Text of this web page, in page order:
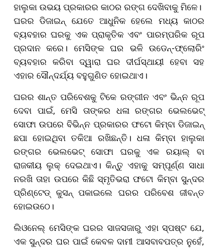
ହାଲୁକା ଉଭୟ ପ୍ରକାରର କାଠର ରଙ୍ଗ ଦେଖିବାକୁ ମିଳେ।
ଘରର ଡିଜାଇନ୍ ଯେତେ ଆଧୁନିକ ହେଲେ ମଧ୍ୟ କାଠର
ବ୍ୟବହାର ଘରକୁ ଏକ ପ୍ରାକୃତିକ ଏବଂ ପାରମ୍ପରିକ ରୂପ
ପ୍ରଦାନ କରେ। ମେସିଙ୍କ ଘର ଭଳି ଉଡେନ୍-ଫ୍ଲୋରିଂ
ବ୍ୟବହାର କରିବା ଦ୍ୱାରା ଘର ଦୀର୍ଘସ୍ଥାୟୀ ହେବା ସହ
ଏହାର ସୌନ୍ଦର୍ଯ୍ୟ ବହୁଗୁଣିତ ହୋଇଥାଏ।
ଘରର ଶାନ୍ତ ପରିବେଶକୁ ଟିକେ ରଙ୍ଗୀନ ଏବଂ ଭିନ୍ନ ରୂପ
ଦେବା ପାଇଁ, ମେସି ତାଙ୍କର ଧଳା ରଙ୍ଗର ଭେଲଭେଟ୍
ସୋଫା ଉପରେ ବିଭିନ୍ନ ପ୍ରକାରର ଫଟୋ କିମ୍ବା ଡିଜାଇନ୍
ଛପା ହୋଇଥିବା ତକିଆ ରଖିଛନ୍ତି। ଧଳା କିମ୍ବା ହାଲୁକା
ରଙ୍ଗର ଭେଲଭେଟ୍ ସୋଫା ଘରକୁ ଏକ ରୟାଲ୍ ବା
ରାଜକୀୟ ଲୁକ୍ ଦେଇଥାଏ। କିନ୍ତୁ ଏହାକୁ ସମ୍ପୂର୍ଣ୍ଣ ସାଧା
ନରଖି ତାହା ଉପରେ କିଛି ସ୍ମୃତିଭରା ଫଟୋ କିମ୍ବା ସୁନ୍ଦର
ପ୍ରିଣ୍ଟେଡ୍ କୁସନ୍ ପକାଇଲେ ଘରର ପରିବେଶ ଜୀବନ୍ତ
ହୋଇଉଠେ।
ଲିଓନେଲ୍ ମେସିଙ୍କ ଘରର ସାଜସଜାରୁ ଏହା ସ୍ପଷ୍ଟ ଯେ,
ଏକ ସୁନ୍ଦର ଘର ପାଇଁ କେବଳ ଦାମୀ ଆସବାବପତ୍ର ନୁହେଁ,